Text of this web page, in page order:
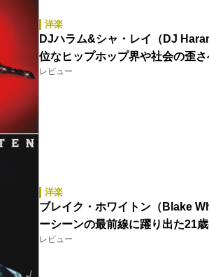
洋楽
DJハラム&シャ・レイ（DJ
位なヒップホップ界や社会の歪
レビュー
洋楽
ブレイク・ホワイトン（Blake
ーシーンの最前線に躍り出た21
レビュー